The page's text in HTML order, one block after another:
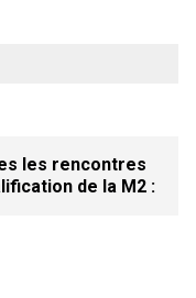
les rencontres
de la M2 :